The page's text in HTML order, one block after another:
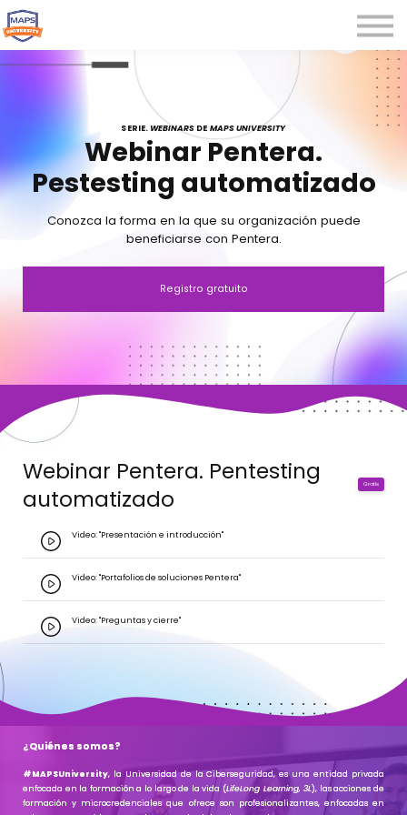
Iniciar sesión
Registrarse
SERIE. WEBINARS DE MAPS UNIVERSITY
Webinar Pentera.
Pestesting automatizado
Conozca la forma en la que su organización puede
beneficiarse con Pentera.
Registro gratuito
Webinar Pentera. Pentesting
automatizado
Gratis
Video: "Presentación e introducción"
Video: "Portafolios de soluciones Pentera"
Video: "Preguntas y cierre"
¿Quiénes somos?
#MAPSUniversity, la Universidad de la Ciberseguridad, es una entidad privada
enfocada en la formación a lo largo de la vida (LifeLong Learning, 3L), las acciones de
formación y microcredenciales que ofrece son profesionalizantes, enfocadas en